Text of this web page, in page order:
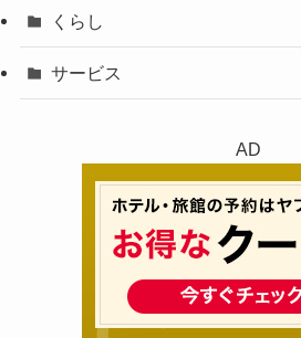
くらし
サービス
AD